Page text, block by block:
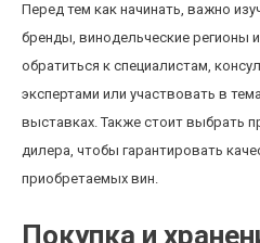
Перед тем как начинать, важно
бренды, винодельческие регионы
обратиться к специалистам,
экспертами или участвовать в
выставках. Также стоит выбрать
дилера, чтобы гарантировать
приобретаемых вин.
Покупка и